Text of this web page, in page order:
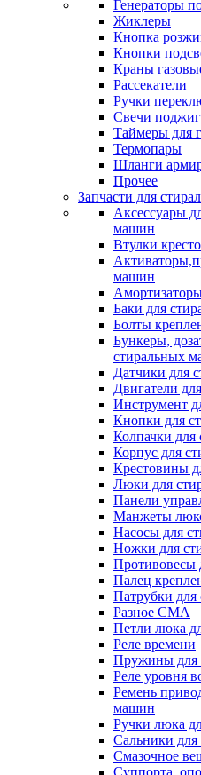
Генераторы
Жиклеры
Кнопка
Кнопки
Краны
Рассекатели
Ручки
Свечи
Таймеры для
Термопары
Шланги
Прочее
Запчасти для
Аксессуары
машин
Втулки
машин
Баки для
Болты
Бункеры,
стиральных
Датчики для
Двигатели
Инструмент
Кнопки для
Колпачки
Корпус для
Крестовины
Люки для
Панели
Манжеты
Насосы для
Ножки для
Противовесы
Палец
Патрубки
Разное СМА
Петли люка
Реле времени
Пружины для
Реле уровня
Ремень
машин
Ручки люка
Сальники
Смазочное
Суппорта,